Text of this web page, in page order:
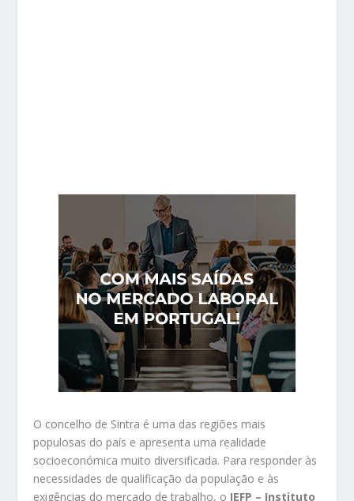
O concelho de Sintra é uma das regiões mais
populosas do país e apresenta uma realidade
socioeconómica muito diversificada. Para responder às
necessidades de qualificação da população e às
exigências do mercado de trabalho, o IEFP – Instituto